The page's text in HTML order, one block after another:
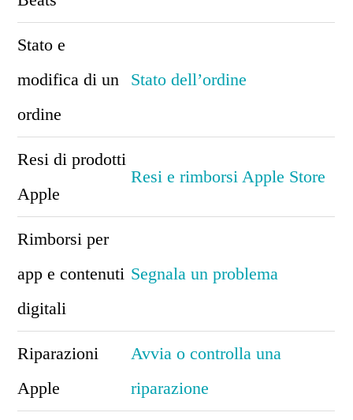
Stato e
modifica di un
ordine
Stato dell’ordine
Resi di prodotti
Apple
Resi e rimborsi Apple Store
Rimborsi per
app e contenuti
digitali
Segnala un problema
Riparazioni
Apple
Avvia o controlla una
riparazione